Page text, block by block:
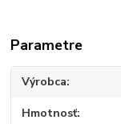
Parametre
Výrobca
Hmotnosť